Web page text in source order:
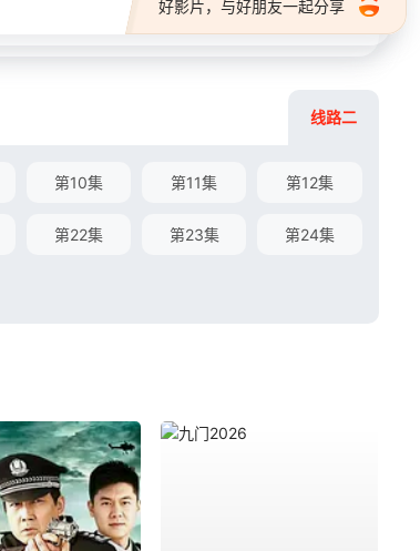
好影片，与好朋友一起分享
线路二
第10集 第11集 第12集
第22集 第23集 第24集